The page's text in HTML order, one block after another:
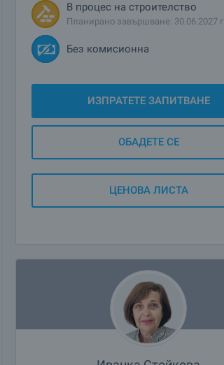
В процес на строителство
Планирано завършване: 30.06.2027 г
Без комисионна
ИЗПРАТЕТЕ ЗАПИТВАНЕ
ОБАДЕТЕ СЕ
ЦЕНОВА ЛИСТА